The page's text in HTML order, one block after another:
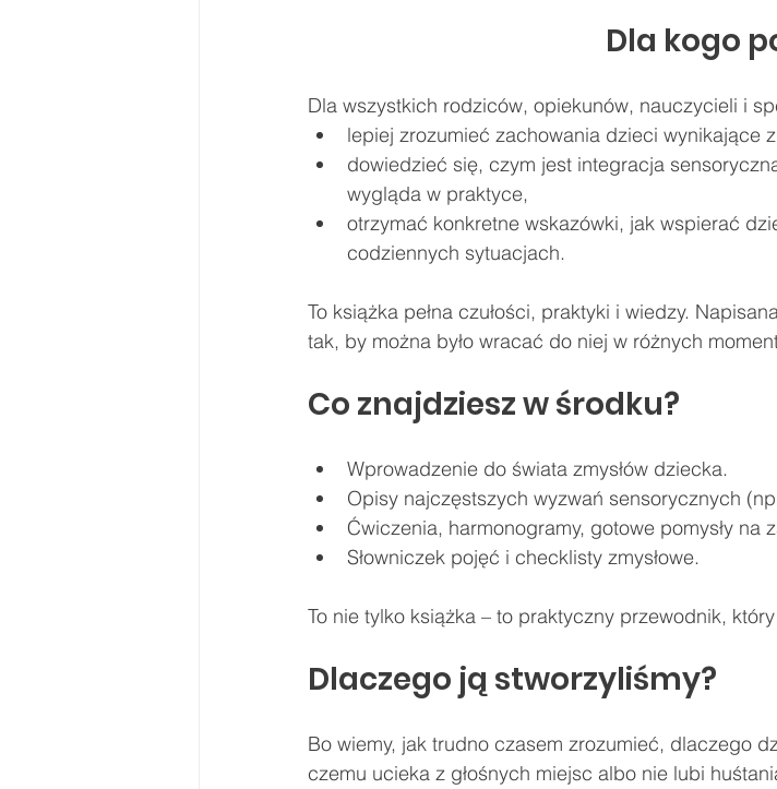
Dla kogo
Dla wszystkich rodziców, opiekunów, nauczycieli i
lepiej zrozumieć zachowania dzieci wynikające
dowiedzieć się, czym jest integracja
wygląda w praktyce,
otrzymać konkretne wskazówki, jak wspierać
codziennych sytuacjach.
To książka pełna czułości, praktyki i wiedzy.
tak, by można było wracać do niej w różnych
Co znajdziesz w środku?
Wprowadzenie do świata zmysłów dziecka.
Opisy najczęstszych wyzwań sensorycznych
Ćwiczenia, harmonogramy, gotowe pomysły na
Słowniczek pojęć i checklisty zmysłowe.
To nie tylko książka – to praktyczny przewodnik,
Dlaczego ją stworzyliśmy?
Bo wiemy, jak trudno czasem zrozumieć, dlaczego
czemu ucieka z głośnych miejsc albo nie lubi